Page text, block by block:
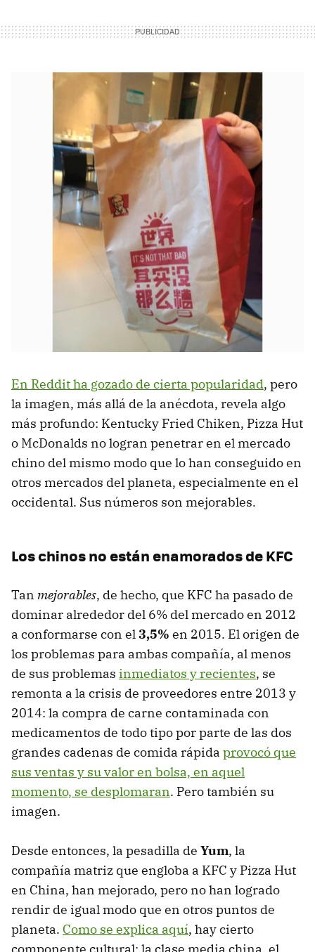
En Reddit ha gozado de cierta popularidad, pero
la imagen, más allá de la anécdota, revela algo
más profundo: Kentucky Fried Chiken, Pizza Hut
o McDonalds no logran penetrar en el mercado
chino del mismo modo que lo han conseguido en
otros mercados del planeta, especialmente en el
occidental. Sus números son mejorables.
Los chinos no están enamorados de KFC
Tan mejorables, de hecho, que KFC ha pasado de
dominar alrededor del 6% del mercado en 2012
a conformarse con el3,5% en 2015. El origen de
los problemas para ambas compañía, al menos
de sus problemas inmediatos y recientes, se
remonta a la crisis de proveedores entre 2013 y
2014: la compra de carne contaminada con
medicamentos de todo tipo por parte de las dos
grandes cadenas de comida rápida provocó que
sus ventas y su valor en bolsa, en aquel
momento, se desplomaran. Pero también su
imagen.
Desde entonces, la pesadilla de Yum, la
compañía matriz que engloba a KFC y Pizza Hut
en China, han mejorado, pero no han logrado
rendir de igual modo que en otros puntos de
planeta. Como se explica aquí, hay cierto